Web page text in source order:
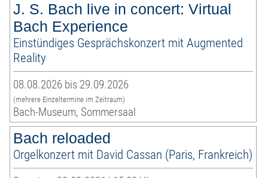
J. S. Bach live in concert: Virtual
Bach Experience
Einstündiges Gesprächskonzert mit Augmented
Reality
08.08.2026 bis 29.09.2026
(mehrere Einzeltermine im Zeitraum)
Bach-Museum, Sommersaal
Bach reloaded
Orgelkonzert mit David Cassan (Paris, Frankreich)